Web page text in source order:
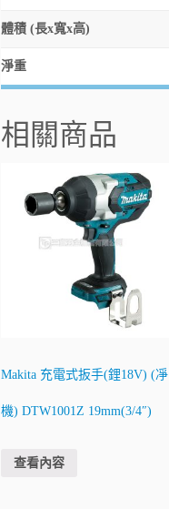
體積 (長x寬x高)
淨重
相關商品
Makita 充電式扳手(鋰18V) (凈
機) DTW1001Z 19mm(3/4″)
查看內容